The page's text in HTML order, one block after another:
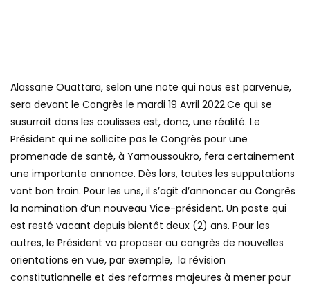
Alassane Ouattara, selon une note qui nous est parvenue,
sera devant le Congrès le mardi 19 Avril 2022.Ce qui se
susurrait dans les coulisses est, donc, une réalité. Le
Président qui ne sollicite pas le Congrès pour une
promenade de santé, à Yamoussoukro, fera certainement
une importante annonce. Dès lors, toutes les supputations
vont bon train. Pour les uns, il s’agit d’annoncer au Congrès
la nomination d’un nouveau Vice-président. Un poste qui
est resté vacant depuis bientôt deux (2) ans. Pour les
autres, le Président va proposer au congrès de nouvelles
orientations en vue, par exemple, la révision
constitutionnelle et des reformes majeures à mener pour